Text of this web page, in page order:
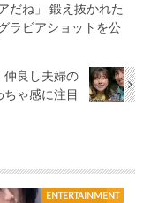
だね」 鍛え抜かれた
ラビアショットを公
良し夫婦の
ちゃ感に注目
ENTERTAINMENT